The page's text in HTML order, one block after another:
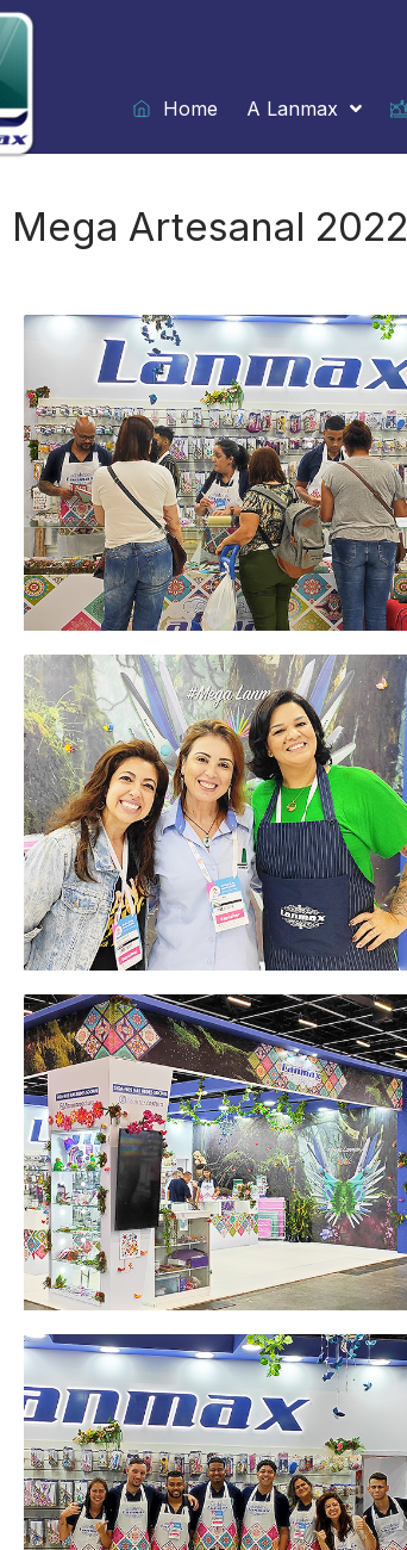
Ir
para
o
conteúdo
Home
A Lanmax
Mega Artesanal 2022